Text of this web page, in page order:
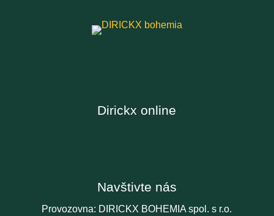
Dirickx online
Navštivte nás
Provozovna: DIRICKX BOHEMIA spol. s r.o.